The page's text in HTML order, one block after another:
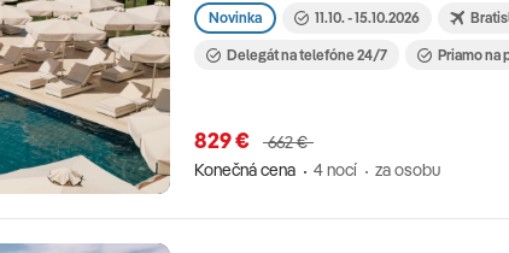
Novinka 11.10. - 15.10.2026
Delegát na telefóne 24/7 Priamo na
829 €
662 €
Konečná cena
4 nocí za osobu